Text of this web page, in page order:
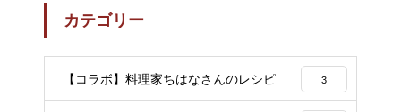
カテゴリー
【コラボ】料理家ちはなさんのレシピ 3